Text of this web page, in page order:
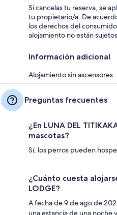
Si cancelas tu reserva, se
tu propietario/a. De
los derechos del
alojamiento no están
Información adicional
Alojamiento sin ascensores
Preguntas frecuentes
¿En LUNA DEL
mascotas?
Sí, los perros pueden
¿Cuánto cuesta
LODGE?
A fecha de 9 de ago de
una estancia de una noche